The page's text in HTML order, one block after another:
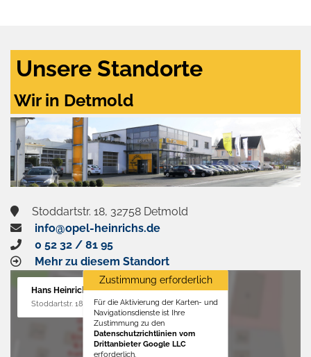
Unsere Standorte
Wir in Detmold
Stoddartstr. 18, 32758 Detmold
info@opel-heinrichs.de
0 52 32 / 81 95
Mehr zu diesem Standort
Hans Heinrichs GmbH
Stoddartstr. 18, 32758 Detmold
Zustimmung erforderlich
Für die Aktivierung der Karten- und
Navigationsdienste ist Ihre
Zustimmung zu den
Datenschutzrichtlinien vom
Drittanbieter Google LLC
erforderlich.